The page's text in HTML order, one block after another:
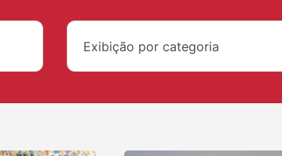
Exibição por categoria